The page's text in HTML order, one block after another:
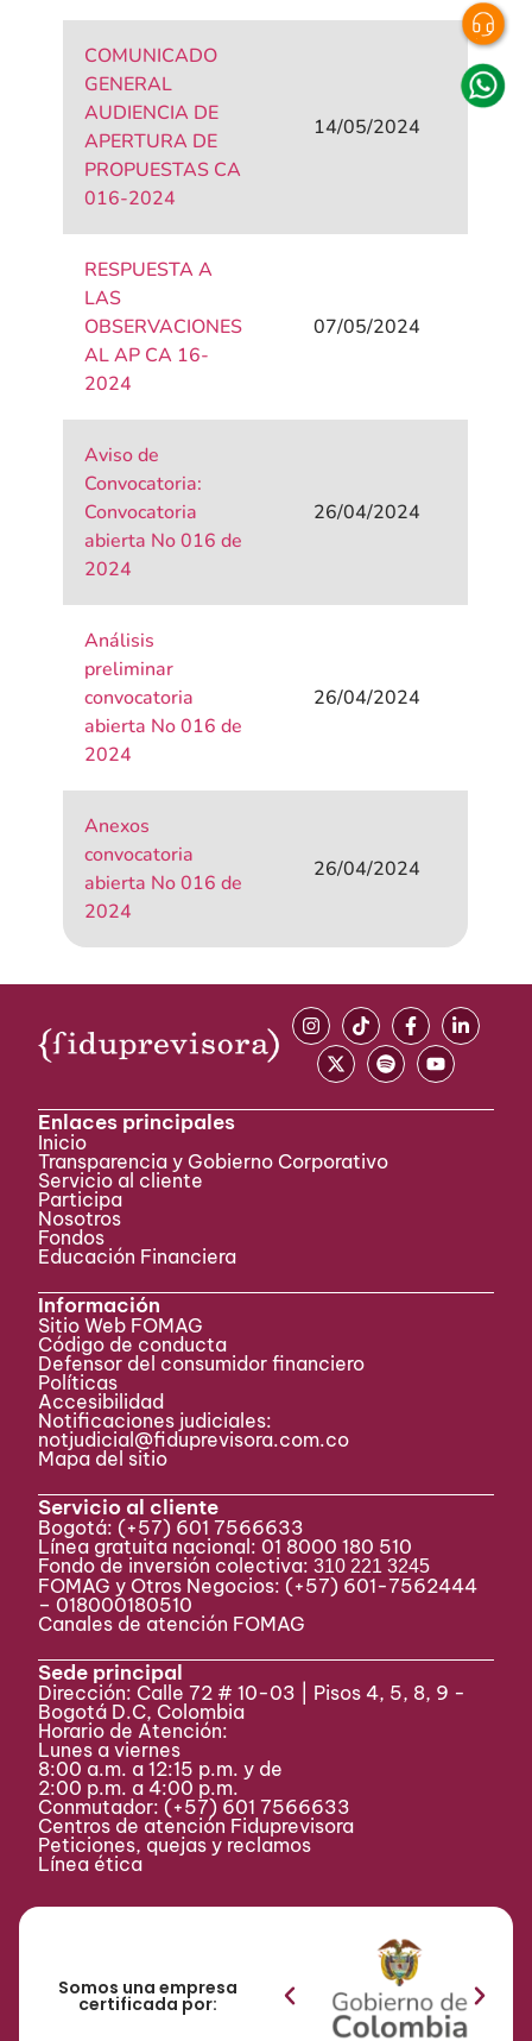
COMUNICADO
GENERAL
AUDIENCIA DE
APERTURA DE
PROPUESTAS CA
016-2024
14/05/2024
RESPUESTA A
LAS
OBSERVACIONES
AL AP CA 16-
2024
07/05/2024
Aviso de
Convocatoria:
Convocatoria
abierta No 016 de
2024
26/04/2024
Análisis
preliminar
convocatoria
abierta No 016 de
2024
26/04/2024
Anexos
convocatoria
abierta No 016 de
2024
26/04/2024
Enlaces principales
Inicio
Transparencia y Gobierno Corporativo
Servicio al cliente
Participa ​
Nosotros
Fondos
Educación Financiera
Información
Sitio Web FOMAG
Código de conducta
Defensor del consumidor financiero
Políticas
Accesibilidad
Notificaciones judiciales:
notjudicial@fiduprevisora.com.co
Mapa del sitio
Servicio al cliente
Bogotá: (+57) 601 7566633
Línea gratuita nacional: 01 8000 180 510
Fondo de inversión colectiva:310 221 3245
FOMAG y Otros Negocios: (+57) 601-7562444
– 018000180510
Canales de atención FOMAG
Sede principal
Dirección: Calle 72 # 10-03 | Pisos 4, 5, 8, 9 -
Bogotá D.C, Colombia
Horario de Atención:
Lunes a viernes
8:00 a.m. a 12:15 p.m. y de
2:00 p.m. a 4:00 p.m.
Conmutador: (+57) 601 7566633
Centros de atención Fiduprevisora
Peticiones, quejas y reclamos
Línea ética
Somos una empresa
certificada por: